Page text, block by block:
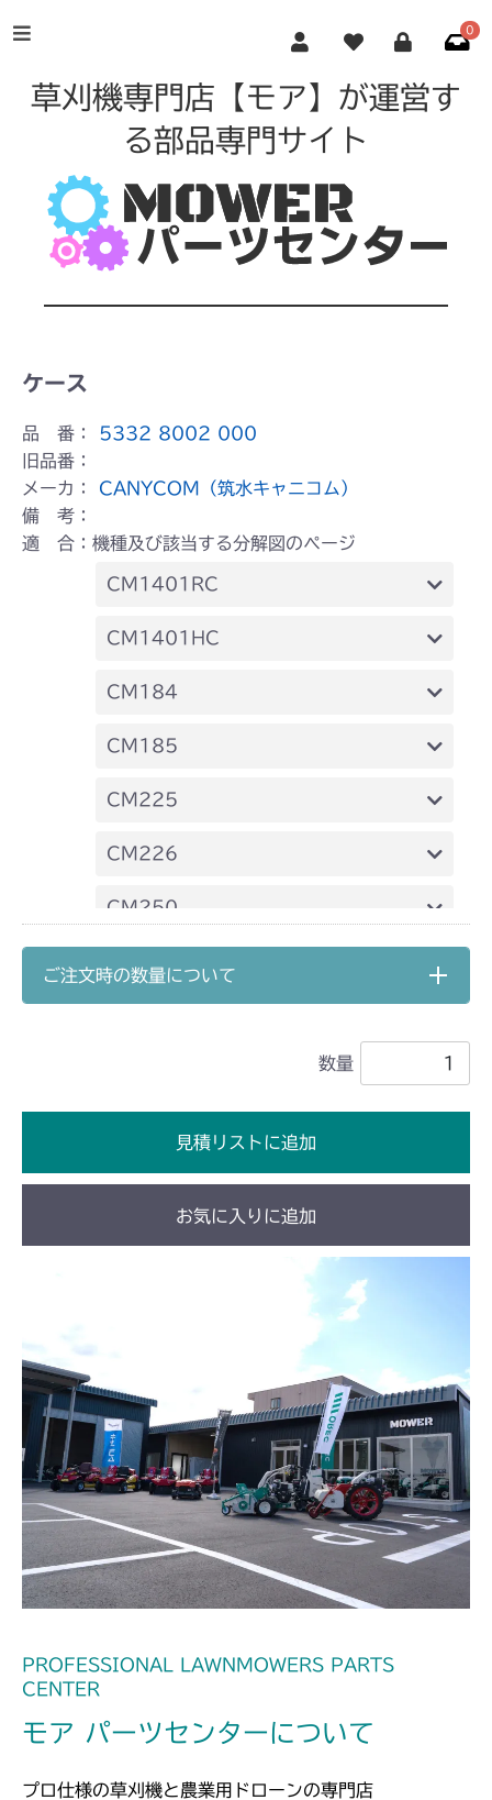
0
草刈機専門店【モア】が運営す
る部品専門サイト
ケース
品 番：
5332 8002 000
旧品番：
メーカ： CANYCOM（筑水キャニコム）
備 考：
適 合：機種及び該当する分解図のページ
CM1401RC
ミッション FIG1 ケース
CM1401HC
ミッション FIG1 ケース
CM184
ミッション FIG1 ケース
CM185
ミッション FIG1 ケース
CM225
ミッション FIG1 ケース
CM226
ミッション FIG1 ケース
CM250
ミッション FIG1 ケース
CM2201YCV/YCS
ミッション FIG1 ケース
CM2203RC
ミッション FIG1 ケース
CM2203YC/YCV/YCV1
ミッション FIG1 ケース
CM2501
ミッション FIG1 ケース
CM2503
ミッション FIG1 ケース
CMX1402RC
ミッション FIG1 ケース
CMX1402HC
ミッション FIG1 ケース
CMX186
ミッション FIG1 ケース
CMX224
CMX227
ご注文時の数量について
数量
見積リストに追加
お気に入りに追加
PROFESSIONAL LAWNMOWERS PARTS
CENTER
モア パーツセンターについて
プロ仕様の草刈機と農業用ドローンの専門店